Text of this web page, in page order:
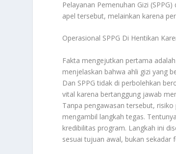
Pelayanan Pemenuhan Gizi
apel tersebut, melainkan karena
Operasional SPPG Di Hentikan
Fakta mengejutkan pertama
menjelaskan bahwa ahli gizi yang
Dan SPPG tidak di perbolehkan
vital karena bertanggung jawab
Tanpa pengawasan tersebut,
mengambil langkah tegas.
kredibilitas program. Langkah ini
sesuai tujuan awal, bukan sekadar